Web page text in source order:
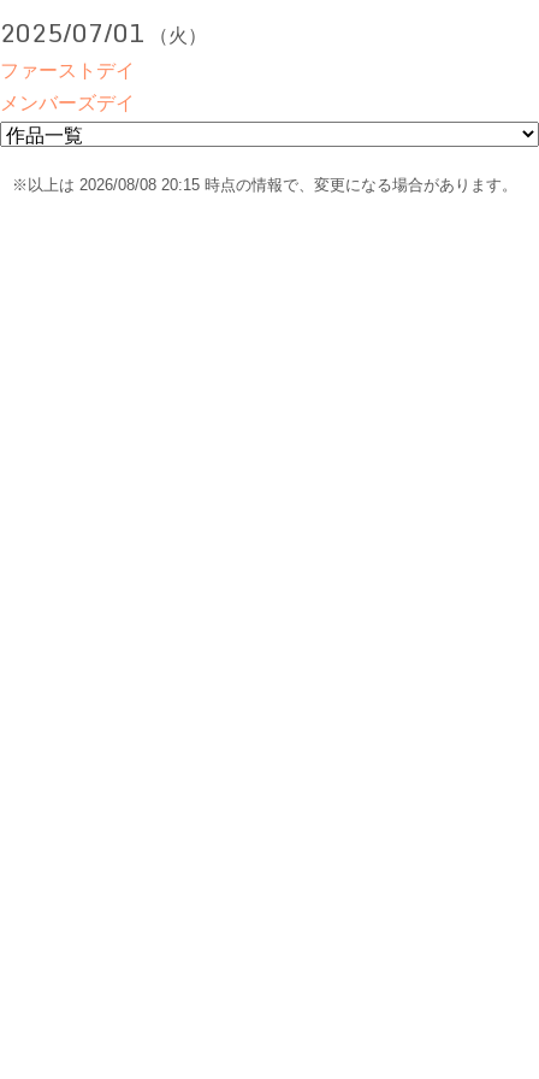
2025/07/01 （火）
ファーストデイ
メンバーズデイ
※以上は 2026/08/08 20:15 時点の情報で、変更になる場合があります。